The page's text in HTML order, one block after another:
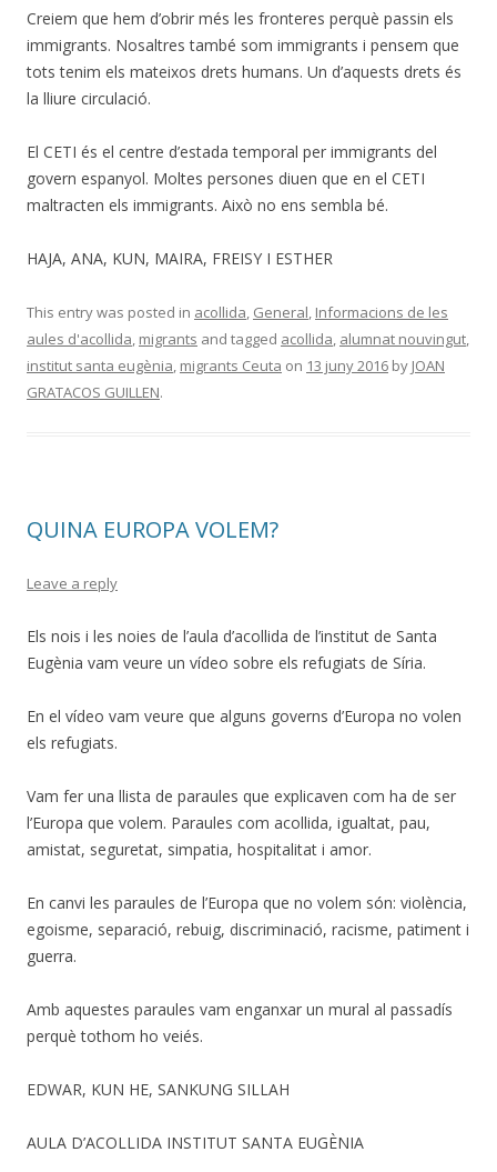
Creiem que hem d’obrir més les fronteres perquè passin els
immigrants. Nosaltres també som immigrants i pensem que
tots tenim els mateixos drets humans. Un d’aquests drets és
la lliure circulació.
El CETI és el centre d’estada temporal per immigrants del
govern espanyol. Moltes persones diuen que en el CETI
maltracten els immigrants. Això no ens sembla bé.
HAJA, ANA, KUN, MAIRA, FREISY I ESTHER
This entry was posted in acollida, General, Informacions de les
aules d'acollida, migrants and tagged acollida, alumnat nouvingut,
institut santa eugènia, migrants Ceuta on 13 juny 2016 by JOAN
GRATACOS GUILLEN.
QUINA EUROPA VOLEM?
Leave a reply
Els nois i les noies de l’aula d’acollida de l’institut de Santa
Eugènia vam veure un vídeo sobre els refugiats de Síria.
En el vídeo vam veure que alguns governs d’Europa no volen
els refugiats.
Vam fer una llista de paraules que explicaven com ha de ser
l’Europa que volem. Paraules com acollida, igualtat, pau,
amistat, seguretat, simpatia, hospitalitat i amor.
En canvi les paraules de l’Europa que no volem són: violència,
egoisme, separació, rebuig, discriminació, racisme, patiment i
guerra.
Amb aquestes paraules vam enganxar un mural al passadís
perquè tothom ho veiés.
EDWAR, KUN HE, SANKUNG SILLAH
AULA D’ACOLLIDA INSTITUT SANTA EUGÈNIA